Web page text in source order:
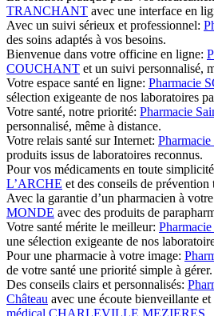
TRANCHANT avec une interface en
Avec un suivi sérieux et professionnel:
des soins adaptés à vos besoins.
Bienvenue dans votre officine en ligne:
COUCHANT et un suivi personnalisé,
Votre espace santé en ligne: Pharmacie
sélection exigeante de nos laboratoires
Votre santé, notre priorité: Pharmacie
personnalisé, même à distance.
Votre relais santé sur Internet:
produits issus de laboratoires reconnus.
Pour vos médicaments en toute
L’ARCHE et des conseils de prévention
Avec la garantie d’un pharmacien à
MONDE avec des produits de
Votre santé mérite le meilleur:
une sélection exigeante de nos
Pour une pharmacie à votre image:
de votre santé une priorité simple à gérer.
Des conseils clairs et personnalisés:
Château avec une écoute bienveillante
médical CHARLEVILLE MEZIERES